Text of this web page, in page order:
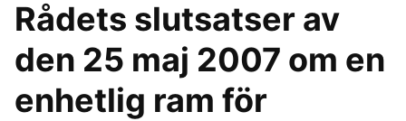
Rådets slutsatser av
den 25 maj 2007 om en
enhetlig ram för